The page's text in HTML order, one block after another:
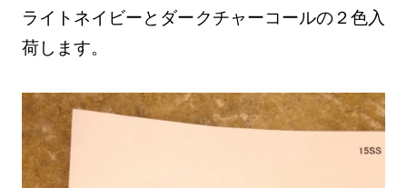
ライトネイビーとダークチャーコールの２色入
荷します。